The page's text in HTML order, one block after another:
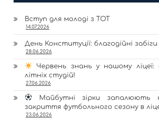
Вступ для молоді з ТОТ
14.07.2026
День Конституції: благодійні забіги
28.06.2026
Червень знань у нашому ліцеї:
літніх студій!
27.06.2026
Майбутні зірки запалюють
закриття футбольного сезону в
23.06.2026